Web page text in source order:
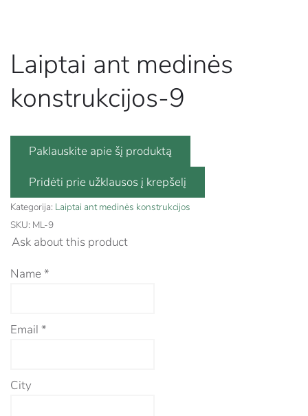
Laiptai ant medinės
konstrukcijos-9
Paklauskite apie šį produktą
Kategorija: Laiptai ant medinės konstrukcijos
SKU: ML-9
Ask about this product
Name *
Email *
City